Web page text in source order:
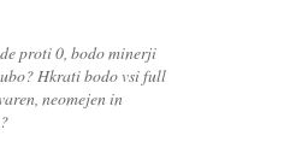
proti 0, bodo minerji
Hkrati bodo vsi full
neomejen in